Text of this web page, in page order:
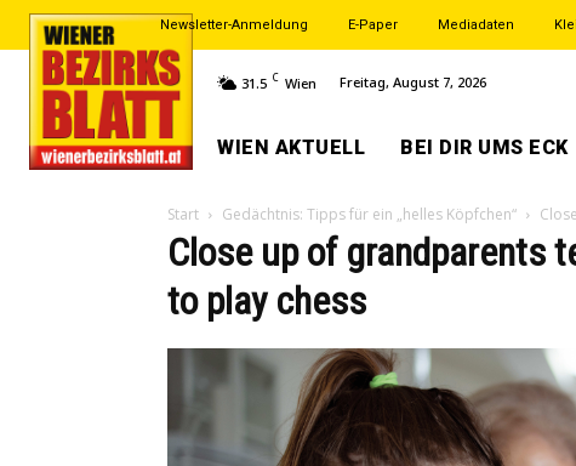
Newsletter-Anmeldung E-Paper Mediadaten
31.5 C Wien Freitag, August 7, 2026
WIEN AKTUELL BEI DIR UMS ECK
Start Gedächtnis: Tipps für ein „helles Köpfchen“
Close up of grandparents
to play chess